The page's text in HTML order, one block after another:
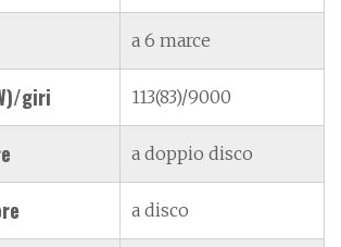
a 6 marce
giri 113(83)/9000
a doppio disco
a disco